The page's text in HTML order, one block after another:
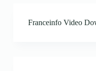
Franceinfo Video